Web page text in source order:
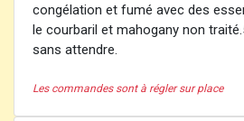
congélation et fumé avec des
le courbaril et mahogany non
sans attendre.
Les commandes sont à régler sur place